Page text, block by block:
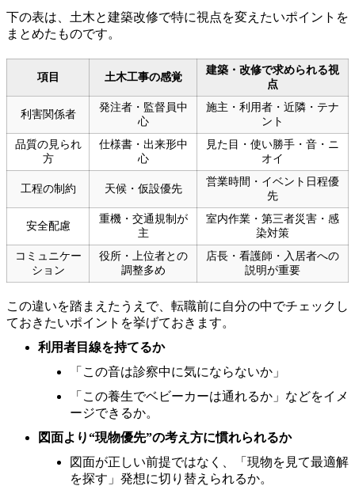
下の表は、土木と建築改修で特に視点を変えたいポイントを
まとめたものです。
項目 土木工事の感覚
建築・改修で求められる視
点
利害関係者
発注者・監督員中
心
施主・利用者・近隣・テナ
ント
品質の見られ
方
仕様書・出来形中
心
見た目・使い勝手・音・ニ
オイ
工程の制約 天候・仮設優先
営業時間・イベント日程優
先
安全配慮
重機・交通規制が
主
室内作業・第三者災害・感
染対策
コミュニケー
ション
役所・上位者との
調整多め
店長・看護師・入居者への
説明が重要
この違いを踏まえたうえで、転職前に自分の中でチェックし
ておきたいポイントを挙げておきます。
利用者目線を持てるか
「この音は診察中に気にならないか」
「この養生でベビーカーは通れるか」などをイメ
ージできるか。
図面より“現物優先”の考え方に慣れられるか
図面が正しい前提ではなく、「現物を見て最適解
を探す」発想に切り替えられるか。